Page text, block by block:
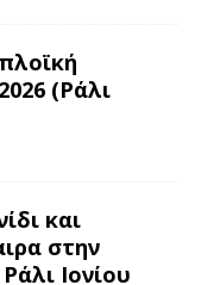
(Ράλι
και
στην
Ιονίου